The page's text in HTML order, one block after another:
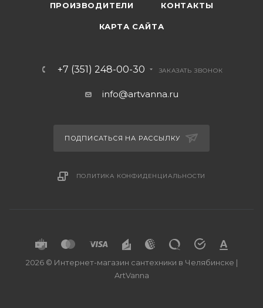
ПРОИЗВОДИТЕЛИ КОНТАКТЫ
КАРТА САЙТА
+7 (351) 248-00-30 ЗАКАЗАТЬ ЗВОНОК
info@artvanna.ru
ПОДПИСАТЬСЯ НА РАССЫЛКУ
ПОЛИТИКА КОНФИДЕНЦИАЛЬНОСТИ
2026 © Интернет-магазин сантехники в Челябинске |
ArtVanna